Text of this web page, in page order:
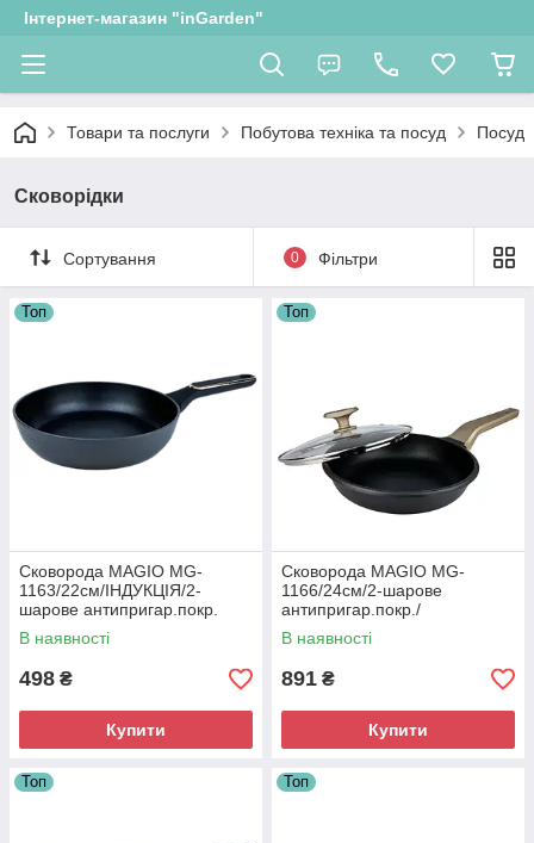
Інтернет-магазин "inGarden"
Товари та послуги Побутова техніка та посуд Посуд
Сковорідки
Сортування 0 Фільтри
Топ
Сковорода MAGIO MG-
1163/22см/ІНДУКЦІЯ/2-
шарове антипригар.покр.
В наявності
498 ₴
Купити
Топ
Сковорода MAGIO MG-
1166/24см/2-шарове
антипригар.покр./
УПАКОВАНО В КОРОБКУ/
кришка у комплекті
В наявності
891 ₴
Купити
Топ Топ